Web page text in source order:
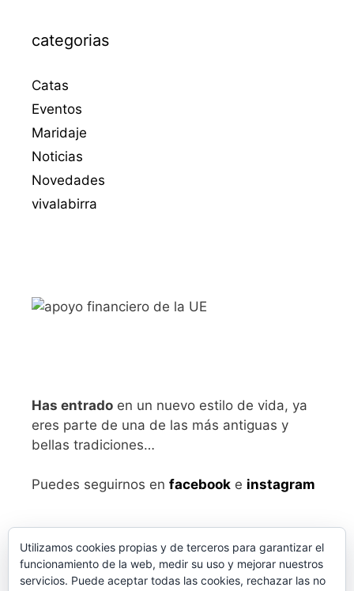
categorias
Catas
Eventos
Maridaje
Noticias
Novedades
vivalabirra
Has entrado en un nuevo estilo de vida, ya
eres parte de una de las más antiguas y
bellas tradiciones…
Puedes seguirnos en facebook e instagram
Utilizamos cookies propias y de terceros para garantizar el
funcionamiento de la web, medir su uso y mejorar nuestros
servicios. Puede aceptar todas las cookies, rechazar las no